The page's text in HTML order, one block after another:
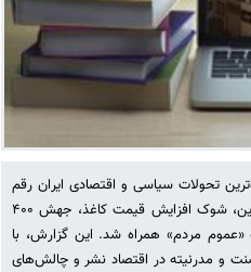
سال ۱۴۰۵، در بستری از پیچیده‌ترین تحولات سیاسی و اقتصادی ایران رقم
خورد؛ رویدادی پساجنگی که با کوچ اجباری از مصلای تهران به فضای آنلاین، شوک افزایش قیمت کاغذ، جهش ۴۰۰
«عموم مردم» همراه شد. این گزارش، با
و مدرنیته در اقتصاد نشر و چالش‌های